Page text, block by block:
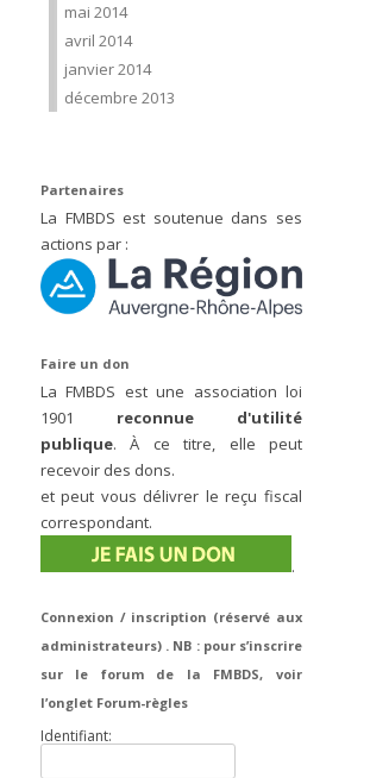
mai 2014
avril 2014
janvier 2014
décembre 2013
Partenaires
La FMBDS est soutenue dans ses
actions par :
Faire un don
La FMBDS est une association loi
1901 reconnue d'utilité
publique. À ce titre, elle peut
recevoir des dons.
et peut vous délivrer le reçu fiscal
correspondant.
.
Connexion / inscription (réservé aux
administrateurs) . NB : pour s’inscrire
sur le forum de la FMBDS, voir
l’onglet Forum-règles
Identifiant: